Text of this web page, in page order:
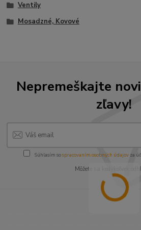
Ventily
Mosadzné, Kovové
Nepremeškajte
zľavy!
Súhlasím sospracovaním osobných údajov za
Môžete sa kedykoľvek